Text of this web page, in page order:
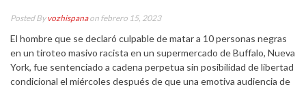
Posted Byvozhispanaon febrero 15, 2023
El hombre que se declaró culpable de matar a 10 personas negras
en un tiroteo masivo racista en un supermercado de Buffalo, Nueva
York, fue sentenciado a cadena perpetua sin posibilidad de libertad
condicional el miércoles después de que una emotiva audiencia de